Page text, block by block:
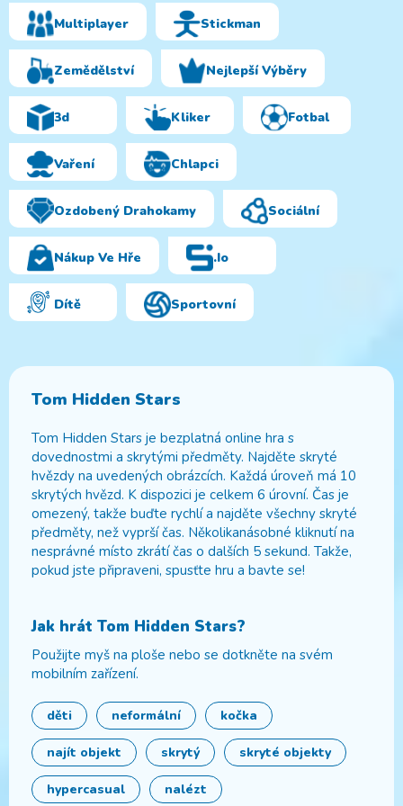
Multiplayer Stickman
Zemědělství Nejlepší Výběry
3d Kliker Fotbal
Vaření Chlapci
Ozdobený Drahokamy Sociální
Nákup Ve Hře .io
Dítě Sportovní
Tom Hidden Stars
Tom Hidden Stars je bezplatná online hra s
dovednostmi a skrytými předměty. Najděte skryté
hvězdy na uvedených obrázcích. Každá úroveň má 10
skrytých hvězd. K dispozici je celkem 6 úrovní. Čas je
omezený, takže buďte rychlí a najděte všechny skryté
předměty, než vyprší čas. Několikanásobné kliknutí na
nesprávné místo zkrátí čas o dalších 5 sekund. Takže,
pokud jste připraveni, spusťte hru a bavte se!
Jak hrát Tom Hidden Stars?
Použijte myš na ploše nebo se dotkněte na svém
mobilním zařízení.
děti neformální kočka
najít objekt skrytý skryté objekty
hypercasual nalézt